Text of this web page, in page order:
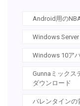
Android用の
Windows
Windows 10ア
Gunnaミックス
ダウンロード
バレンタインの